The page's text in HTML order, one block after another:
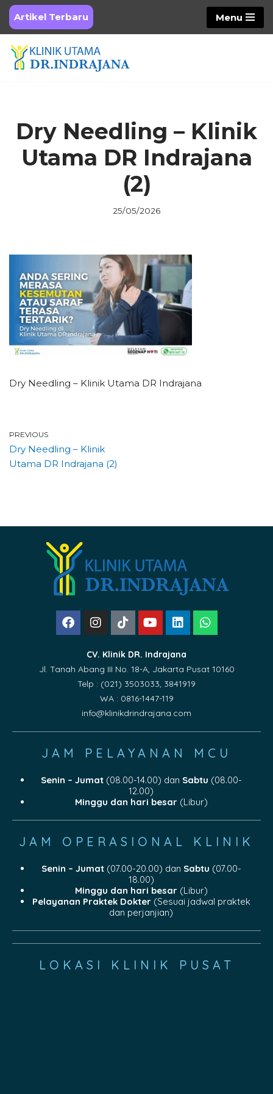
Skip
to
content
Artikel Terbaru Menu
Dry Needling – Klinik
Utama DR Indrajana
(2)
25/05/2026
Dry Needling – Klinik Utama DR Indrajana
PREVIOUS
Dry Needling – Klinik
Utama DR Indrajana (2)
CV. Klinik DR. Indrajana
Jl. Tanah Abang III No. 18-A, Jakarta Pusat 10160
Telp : (021) 3503033, 3841919
WA : 0816-1447-119
info@klinikdrindrajana.com
JAM PELAYANAN MCU
Senin – Jumat(08.00-14.00) dan Sabtu (08.00-
12.00)
Minggu dan hari besar(Libur)
JAM OPERASIONAL KLINIK
Senin – Jumat(07.00-20.00) dan Sabtu (07.00-
18.00)
Minggu dan hari besar(Libur)
Pelayanan Praktek Dokter(Sesuai jadwal praktek
dan perjanjian)
LOKASI KLINIK PUSAT